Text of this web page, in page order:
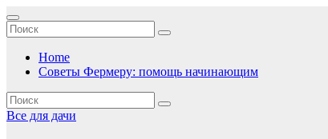
Перейти
к
содержимому
Home
Советы Фермеру: помощь начинающим
Все для дачи